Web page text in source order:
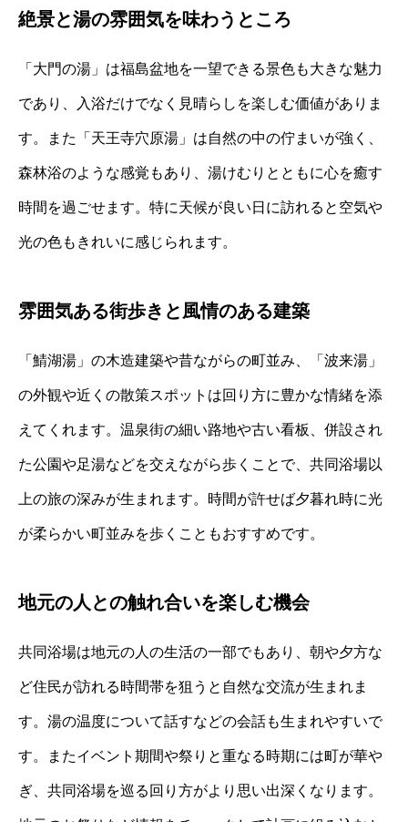
絶景と湯の雰囲気を味わうところ
「大門の湯」は福島盆地を一望できる景色も大きな魅力
であり、入浴だけでなく見晴らしを楽しむ価値がありま
す。また「天王寺穴原湯」は自然の中の佇まいが強く、
森林浴のような感覚もあり、湯けむりとともに心を癒す
時間を過ごせます。特に天候が良い日に訪れると空気や
光の色もきれいに感じられます。
雰囲気ある街歩きと風情のある建築
「鯖湖湯」の木造建築や昔ながらの町並み、「波来湯」
の外観や近くの散策スポットは回り方に豊かな情緒を添
えてくれます。温泉街の細い路地や古い看板、併設され
た公園や足湯などを交えながら歩くことで、共同浴場以
上の旅の深みが生まれます。時間が許せば夕暮れ時に光
が柔らかい町並みを歩くこともおすすめです。
地元の人との触れ合いを楽しむ機会
共同浴場は地元の人の生活の一部でもあり、朝や夕方な
ど住民が訪れる時間帯を狙うと自然な交流が生まれま
す。湯の温度について話すなどの会話も生まれやすいで
す。またイベント期間や祭りと重なる時期には町が華や
ぎ、共同浴場を巡る回り方がより思い出深くなります。